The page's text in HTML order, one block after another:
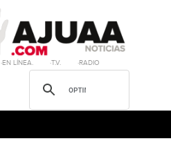
·EN LÍNEA. ·T.V. ·RADIO